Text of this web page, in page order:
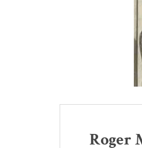
Roger